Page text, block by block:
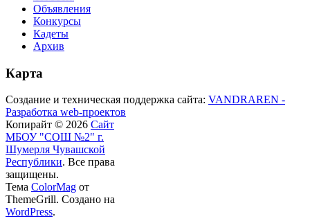
Объявления
Конкурсы
Кадеты
Архив
Карта
Создание и техническая поддержка сайта: VANDRAREN -
Разработка web-проектов
Копирайт © 2026 Сайт
МБОУ "СОШ №2" г.
Шумерля Чувашской
Республики. Все права
защищены.
Тема ColorMag от
ThemeGrill. Создано на
WordPress.